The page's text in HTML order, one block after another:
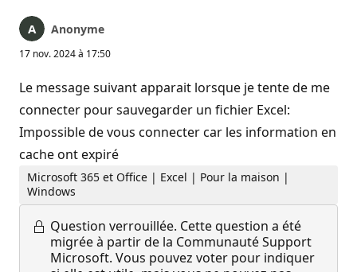
Anonyme
17 nov. 2024 à 17:50
Le message suivant apparait lorsque je tente de me
connecter pour sauvegarder un fichier Excel:
Impossible de vous connecter car les information en
cache ont expiré
Microsoft 365 et Office | Excel | Pour la maison |
Windows
Question verrouillée. Cette question a été
migrée à partir de la Communauté Support
Microsoft. Vous pouvez voter pour indiquer